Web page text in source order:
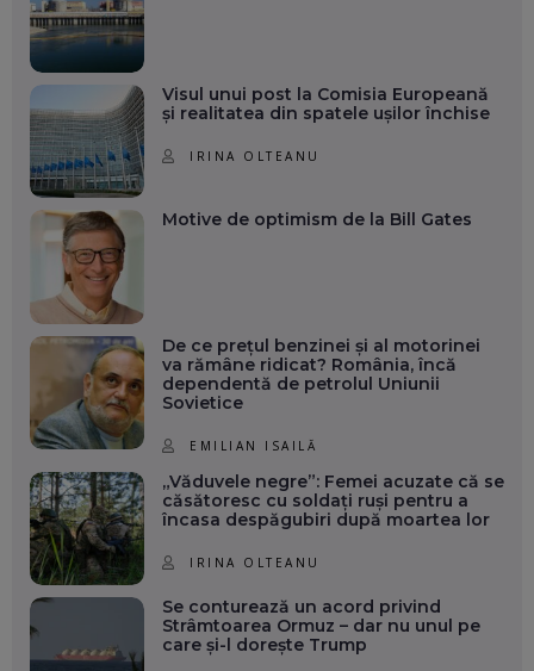
Visul unui post la Comisia Europeană
și realitatea din spatele ușilor închise
IRINA OLTEANU
Motive de optimism de la Bill Gates
De ce prețul benzinei și al motorinei
va rămâne ridicat? România, încă
dependentă de petrolul Uniunii
Sovietice
EMILIAN ISAILĂ
„Văduvele negre”: Femei acuzate că se
căsătoresc cu soldați ruși pentru a
încasa despăgubiri după moartea lor
IRINA OLTEANU
Se conturează un acord privind
Strâmtoarea Ormuz – dar nu unul pe
care și-l dorește Trump